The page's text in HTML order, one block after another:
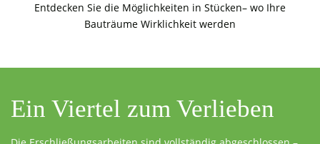
Entdecken Sie die Möglichkeiten in Stücken– wo Ihre
Bauträume Wirklichkeit werden
Ein Viertel zum Verlieben